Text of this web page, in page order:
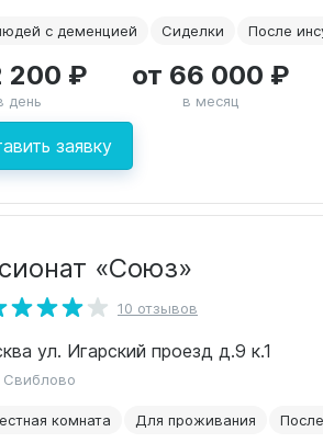
с деменцией Сиделки После
заявку
200 ₽
день
от 66 000 ₽
в месяц
«Союз»
10 отзывов
ул. Игарский проезд д.9 к.1
комната Для проживания